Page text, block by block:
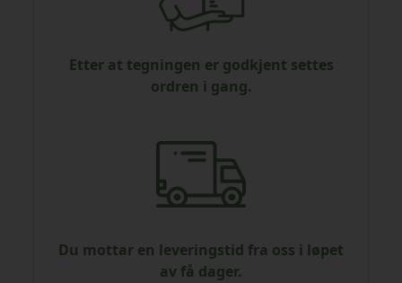
Etter at tegningen er godkjent settes
ordren i gang.
Du mottar en leveringstid fra oss i løpet
av få dager.